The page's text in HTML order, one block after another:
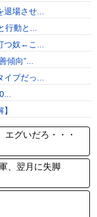
場させ...
動と...
つ奴←こ...
傾向”...
プだっ...
エグいだろ・・・
、翌月に失脚